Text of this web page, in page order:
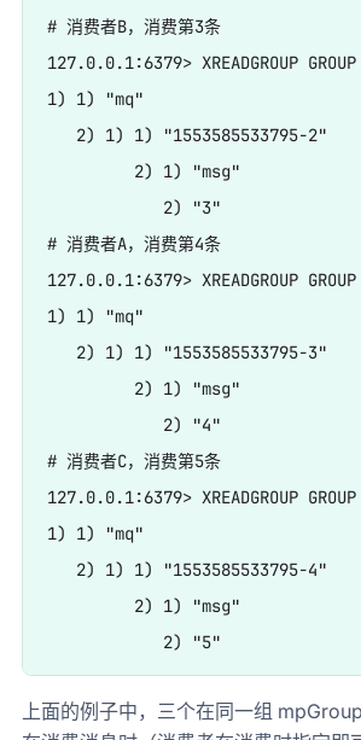
# 消费者B，消费第3条
127.0.0.1:6379> XREADGROUP
1) 1) "mq"
   2) 1) 1) "1553585533795-2"
         2) 1) "msg"
            2) "3"
# 消费者A，消费第4条
127.0.0.1:6379> XREADGROUP
1) 1) "mq"
   2) 1) 1) "1553585533795-3"
         2) 1) "msg"
            2) "4"
# 消费者C，消费第5条
127.0.0.1:6379> XREADGROUP
1) 1) "mq"
   2) 1) 1) "1553585533795-4"
         2) 1) "msg"
上面的例子中，三个在同一组